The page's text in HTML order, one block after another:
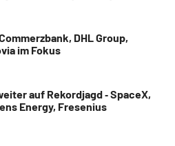
DHL Group,
im Fokus
auf Rekordjagd ‑ SpaceX,
Energy, Fresenius